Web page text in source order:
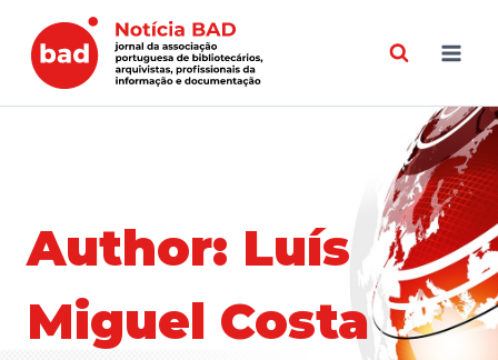
content
Author: Luís
Miguel Costa